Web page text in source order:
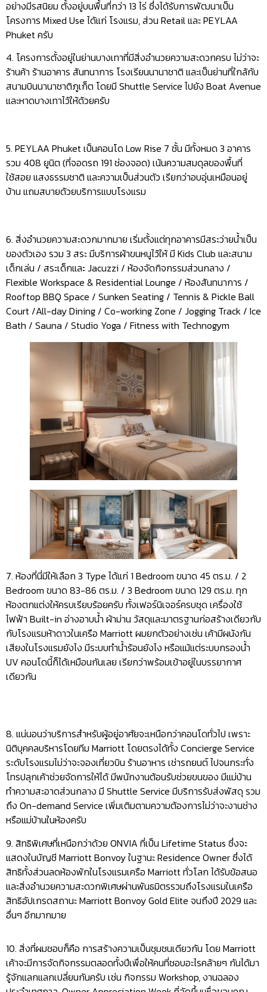
อย่างมีรสนิยม ตั้งอยู่บนพื้นที่กว่า 13 ไร่ ซึ่งได้รับการพัฒนาเป็น
โครงการ Mixed Use ได้แก่ โรงแรม, ส่วน Retail และ PEYLAA
Phuket ครับ
4. โครงการตั้งอยู่ในย่านบางเทาที่มีสิ่งอำนวยความสะดวกครบ ไม่ว่าจะ
ร้านค้า ร้านอาคาร สันทนาการ โรงเรียนนานาชาติ และเป็นย่านที่ใกล้กับ
สนามบินนานาชาติภูเก็ต โดยมี Shuttle Service ไปยัง Boat Avenue
และหาดบางเทาไว้ให้ด้วยครับ
5. PEYLAA Phuket เป็นคอนโด Low Rise 7 ชั้น มีทั้งหมด 3 อาคาร
รวม 408 ยูนิต (ที่จอดรถ 191 ช่องจอด) เน้นความสมดุลของพื้นที่
ใช้สอย แสงธรรมชาติ และความเป็นส่วนตัว เรียกว่าอบอุ่นเหมือนอยู่
บ้าน แถมสบายด้วยบริการแบบโรงแรม
6. สิ่งอำนวยความสะดวกมากมาย เริ่มตั้งแต่ทุกอาคารมีสระว่ายน้ำเป็น
ของตัวเอง รวม 3 สระ มีบริการผ้าขนหนูไว้ให้ มี Kids Club และสนาม
เด็กเล่น / สระเด็กและ Jacuzzi / ห้องจัดกิจกรรมส่วนกลาง /
Flexible Workspace & Residential Lounge / ห้องสันทนาการ /
Rooftop BBQ Space / Sunken Seating / Tennis & Pickle Ball
Court /All-day Dining / Co-working Zone / Jogging Track / Ice
Bath / Sauna / Studio Yoga / Fitness with Technogym
7. ห้องที่นี่มีให้เลือก 3 Type ได้แก่ 1 Bedroom ขนาด 45 ตร.ม. / 2
Bedroom ขนาด 83-86 ตร.ม. / 3 Bedroom ขนาด 129 ตร.ม. ทุก
ห้องตกแต่งให้ครบเรียบร้อยครับ ทั้งเฟอร์นิเจอร์ครบชุด เครื่องใช้
ไฟฟ้า Built-in อ่างอาบน้ำ ผ้าม่าน วัสดุและมาตรฐานก่อสร้างเดียวกับ
กับโรงแรมห้าดาวในเครือ Marriott ผมยกตัวอย่างเช่น เค้ามีผนังกัน
เสียงในโรงแรมยังไง มีระบบทำน้ำร้อนยังไง หรือแม้แต่ระบบกรองน้ำ
UV คอนโดนี้ก็ได้เหมือนกันเลย เรียกว่าพร้อมเข้าอยู่ในบรรยากาศ
เดียวกัน
8. แน่นอนว่าบริการสำหรับผู้อยู่อาศัยจะเหนือกว่าคอนโดทั่วไป เพราะ
นิติบุคคลบริหารโดยทีม Marriott โดยตรงได้ทั้ง Concierge Service
โทรปลุกเค้าช่วยจัดการให้ได้ มีพนักงานต้อนรับช่วยขนของ มีแม่บ้าน
ทำความสะอาดส่วนกลาง มี Shuttle Service มีบริการรับส่งพัสดุ รวม
ถึง On-demand Service เพิ่มเติมตามความต้องการไม่ว่าจะงานช่าง
หรือแม่บ้านในห้องครับ
9. สิทธิพิเศษที่เหนือกว่าด้วย ONVIA ที่เป็น Lifetime Status ซึ่งจะ
สิทธิทั้งส่วนลดห้องพักในโรงแรมเครือ Marriott ทั่วโลก ได้รับข้อสนอ
และสิ่งอำนวยความสะดวกพิเศษผ่านพันธมิตรรวมถึงโรงแรมในเครือ
สิทธิอัปเกรดสถานะ Marriott Bonvoy Gold Elite จนถึงปี 2029 และ
อื่นๆ อีกมากมาย